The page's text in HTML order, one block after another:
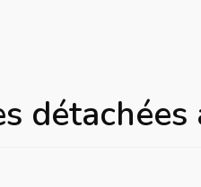
détachées